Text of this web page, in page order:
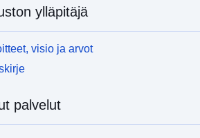
ylläpitäjä
visio ja arvot
palvelut